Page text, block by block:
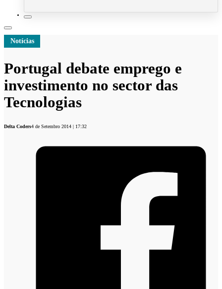
Notícias
Portugal debate emprego e
investimento no sector das
Tecnologias
Delta Coders4 de Setembro 2014 | 17:32